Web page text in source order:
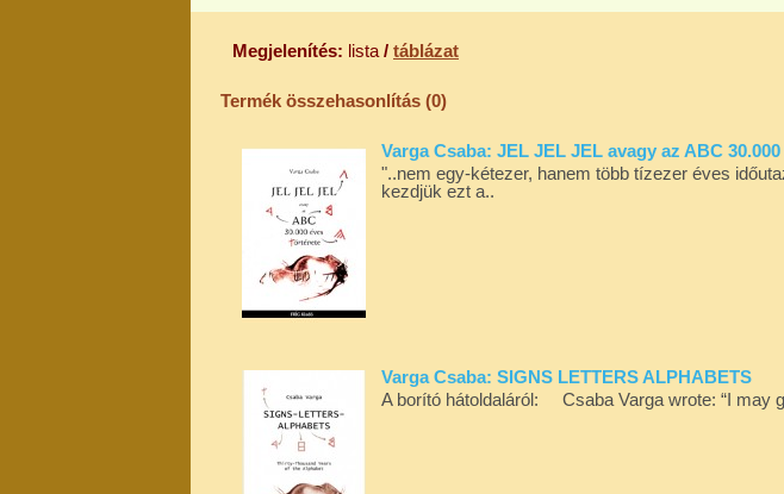
Megjelenítés: lista / táblázat
Termék összehasonlítás (0)
Varga Csaba: JEL JEL JEL avagy az ABC
"..nem egy-kétezer, hanem több tízezer éves
kezdjük ezt a..
Varga Csaba: SIGNS LETTERS ALPHABETS
A borító hátoldaláról: Csaba Varga wrote: “I may